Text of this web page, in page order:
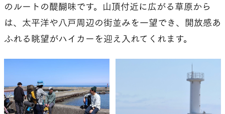
のルートの醍醐味です。山頂付近に広がる草原から
は、太平洋や八戸周辺の街並みを一望でき、開放感あ
ふれる眺望がハイカーを迎え入れてくれます。